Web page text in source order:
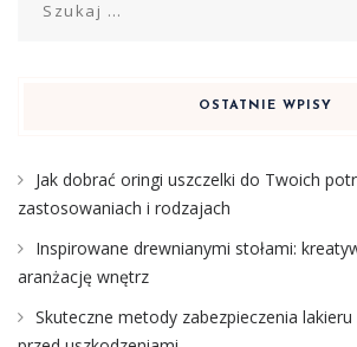
OSTATNIE WPISY
Jak dobrać oringi uszczelki do Twoich
zastosowaniach i rodzajach
Inspirowane drewnianymi stołami:
aranżację wnętrz
Skuteczne metody zabezpieczenia